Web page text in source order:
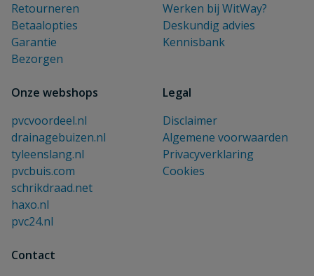
Retourneren
Betaalopties
Garantie
Bezorgen
Werken bij WitWay?
Deskundig advies
Kennisbank
Onze webshops
pvcvoordeel.nl
drainagebuizen.nl
tyleenslang.nl
pvcbuis.com
schrikdraad.net
haxo.nl
pvc24.nl
Legal
Disclaimer
Algemene voorwaarden
Privacyverklaring
Cookies
Contact